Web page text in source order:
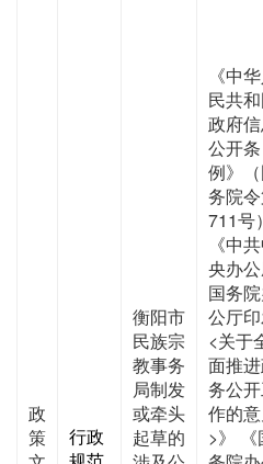
政
策
行政
衡阳市
民族宗
教事务
局制发
或牵头
起草的
《中
民共
政府
公开条
例》
务院
711号）
《中
央办
国务
公厅
<关于
面推
务公
作的
>》 《